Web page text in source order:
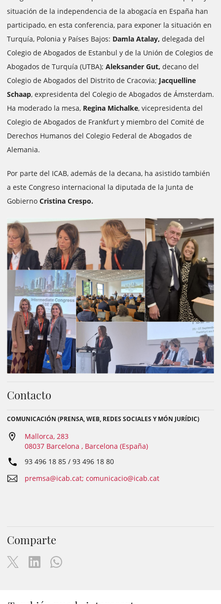
situación de la independencia de la abogacía en España han
participado, en esta conferencia, para exponer la situación en
Turquía, Polonia y Países Bajos: Damla Atalay, delegada del
Colegio de Abogados de Estanbul y de la Unión de Colegios de
Abogados de Turquía (UTBA); Aleksander Gut, decano del
Colegio de Abogados del Distrito de Cracovia; Jacquelline
Schaap, expresidenta del Colegio de Abogados de Ámsterdam.
Ha moderado la mesa, Regina Michalke, vicepresidenta del
Colegio de Abogados de Frankfurt y miembro del Comité de
Derechos Humanos del Colegio Federal de Abogados de
Alemania.
Por parte del ICAB, además de la decana, ha asistido también
a este Congreso internacional la diputada de la Junta de
Gobierno Cristina Crespo.
Contacto
COMUNICACIÓN (PRENSA, WEB, REDES SOCIALES Y MÓN JURÍDIC)
Mallorca, 283
08037 Barcelona , Barcelona (España)
93 496 18 85 / 93 496 18 80
premsa@icab.cat; comunicacio@icab.cat
Comparte